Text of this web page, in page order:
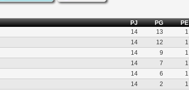
PJ PG PE
14 13 1
14 12 1
14 9 1
14 7 1
14 6 1
14 2 1